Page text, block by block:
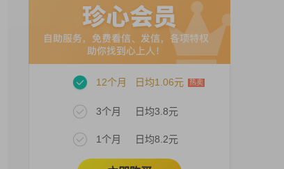
12个月 日均1.06元
3个月 日均3.8元
1个月 日均8.2元